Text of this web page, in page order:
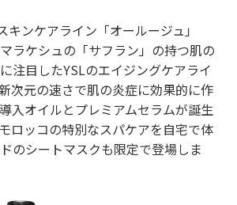
キンケアライン「オールージュ」
ラケシュの「サフラン」の持つ肌の
注目したYSLのエイジングケアライ
次元の速さで肌の炎症に効果的に作
入オイルとプレミアムセラムが誕生
ロッコの特別なスパケアを自宅で体
のシートマスクも限定で登場しま